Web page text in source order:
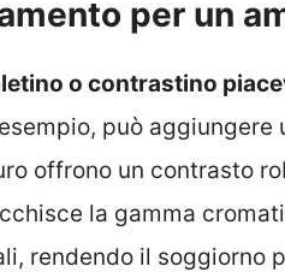
per un
o contrastino
può aggiungere
offrono un contrasto
la gamma
rendendo il soggiorno